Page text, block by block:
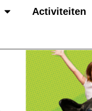
Activiteiten